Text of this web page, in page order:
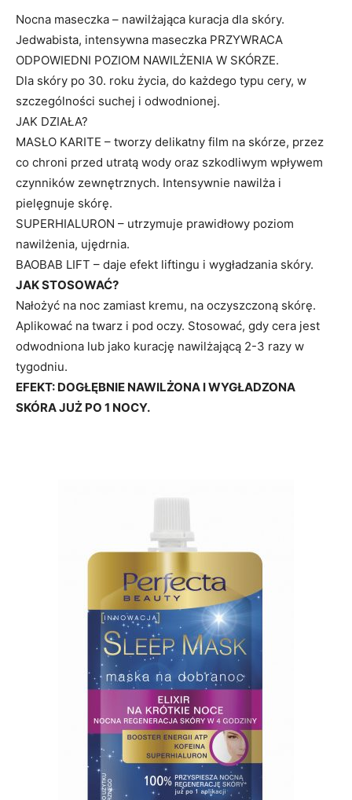
Nocna maseczka – nawilżająca kuracja dla skóry.
Jedwabista, intensywna maseczka PRZYWRACA
ODPOWIEDNI POZIOM NAWILŻENIA W SKÓRZE.
Dla skóry po 30. roku życia, do każdego typu cery, w
szczególności suchej i odwodnionej.
JAK DZIAŁA?
MASŁO KARITE – tworzy delikatny film na skórze, przez
co chroni przed utratą wody oraz szkodliwym wpływem
czynników zewnętrznych. Intensywnie nawilża i
pielęgnuje skórę.
SUPERHIALURON – utrzymuje prawidłowy poziom
nawilżenia, ujędrnia.
BAOBAB LIFT – daje efekt liftingu i wygładzania skóry.
JAK STOSOWAĆ?
Nałożyć na noc zamiast kremu, na oczyszczoną skórę.
Aplikować na twarz i pod oczy. Stosować, gdy cera jest
odwodniona lub jako kurację nawilżającą 2-3 razy w
tygodniu.
EFEKT: DOGŁĘBNIE NAWILŻONA I WYGŁADZONA
SKÓRA JUŻ PO 1 NOCY.